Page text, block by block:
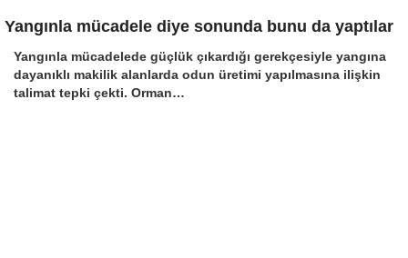
Yangınla mücadele diye sonunda bunu da yaptılar
Yangınla mücadelede güçlük çıkardığı gerekçesiyle yangına
dayanıklı makilik alanlarda odun üretimi yapılmasına ilişkin
talimat tepki çekti. Orman…